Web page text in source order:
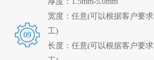
09
宽度：任意(可以根据客户要
工)
长度：任意(可以根据客户要